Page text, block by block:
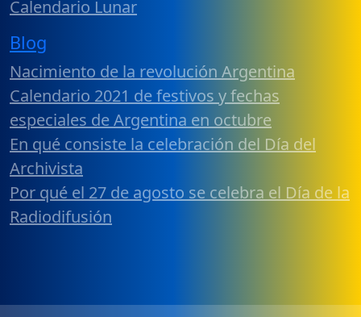
Calendario Lunar
Blog
Nacimiento de la revolución Argentina
Calendario 2021 de festivos y fechas
especiales de Argentina en octubre
En qué consiste la celebración del Día del
Archivista
Por qué el 27 de agosto se celebra el Día de la
Radiodifusión